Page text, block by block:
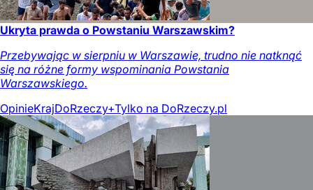
Ukryta prawda o Powstaniu Warszawskim?
Przebywając w sierpniu w Warszawie, trudno nie natknąć
się na różne formy wspominania Powstania
Warszawskiego.
OpinieKrajDoRzeczy+Tylko na DoRzeczy.pl